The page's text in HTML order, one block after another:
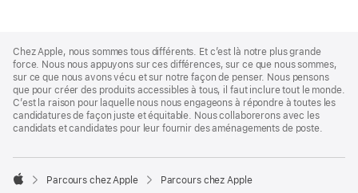
Footer
Chez Apple, nous sommes tous différents. Et c’est là notre plus grande
force. Nous nous appuyons sur ces différences, sur ce que nous sommes,
sur ce que nous avons vécu et sur notre façon de penser. Nous pensons
que pour créer des produits accessibles à tous, il faut inclure tout le monde.
C’est la raison pour laquelle nous nous engageons à répondre à toutes les
candidatures de façon juste et équitable. Nous collaborerons avec les
candidats et candidates pour leur fournir des aménagements de poste.

Parcours chez Apple Parcours chez Apple